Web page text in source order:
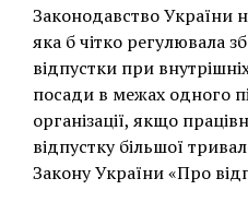
Законодавство України
яка б чітко регулювала
відпустки при
посади в межах одного
організації, якщо
відпустку більшої
Закону України «Про